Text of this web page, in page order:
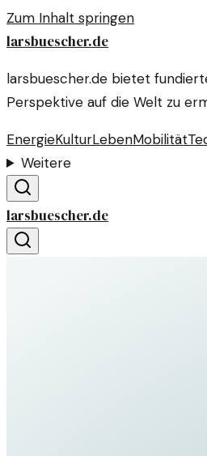
Zum Inhalt springen
larsbuescher.de
larsbuescher.de bietet
Perspektive auf die Welt zu
EnergieKulturLebenMobilität
Weitere
larsbuescher.de